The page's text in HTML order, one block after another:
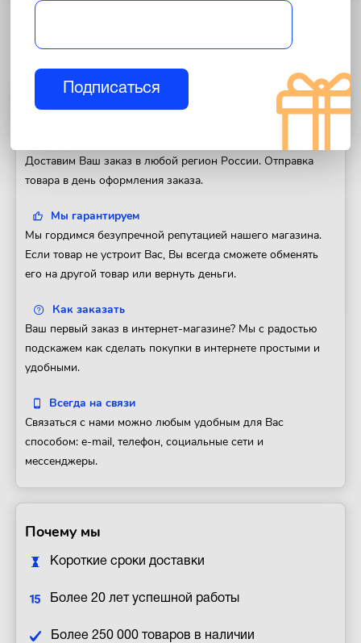
Полезная информация
Доставим Ваш заказ в любой регион России. Отправка
товара в день оформления заказа.
Мы гарантируем
Мы гордимся безупречной репутацией нашего магазина.
Если товар не устроит Вас, Вы всегда сможете обменять
его на другой товар или вернуть деньги.
Как заказать
Ваш первый заказ в интернет-магазине? Мы с радостью
подскажем как сделать покупки в интернете простыми и
удобными.
Всегда на связи
Связаться с нами можно любым удобным для Вас
способом: e-mail, телефон, социальные сети и
мессенджеры.
Почему мы
Короткие сроки доставки
Более 20 лет успешной работы
Более 250 000 товаров в наличии
Подписаться